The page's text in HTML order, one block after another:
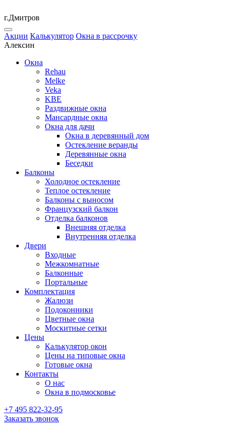
г.Дмитров
Акции Калькулятор Окна в рассрочку
Алексин
Окна
Rehau
Melke
Veka
KBE
Раздвижные окна
Мансардные окна
Окна для дачи
Окна в деревянный дом
Остекление веранды
Деревянные окна
Беседки
Балконы
Холодное остекление
Теплое остекление
Балконы с выносом
Французский балкон
Отделка балконов
Внешняя отделка
Внутренняя отделка
Двери
Входные
Межкомнатные
Балконные
Портальные
Комплектация
Жалюзи
Подоконники
Цветные окна
Москитные сетки
Цены
Калькулятор окон
Цены на типовые окна
Готовые окна
Контакты
О нас
Окна в подмосковье
+7 495 822-32-95
Заказать звонок